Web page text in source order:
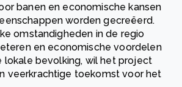
banen en economische kansen
worden gecreëerd.
omstandigheden in de regio
en economische voordelen
lokale bevolking, wil het project
veerkrachtige toekomst voor het